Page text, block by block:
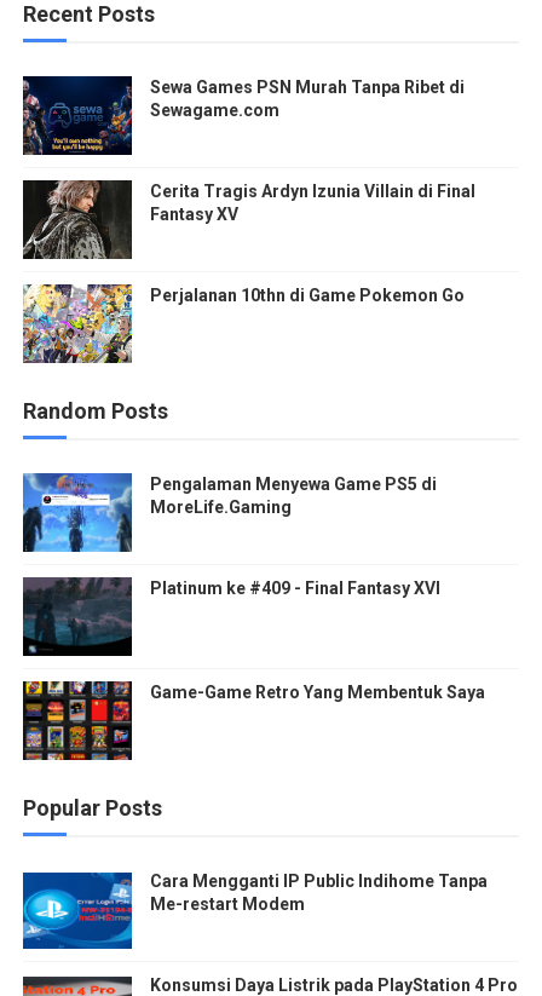
Recent Posts
Sewa Games PSN Murah Tanpa Ribet di
Sewagame.com
Cerita Tragis Ardyn Izunia Villain di Final
Fantasy XV
Perjalanan 10thn di Game Pokemon Go
Random Posts
Pengalaman Menyewa Game PS5 di
MoreLife.Gaming
Platinum ke #409 - Final Fantasy XVI
Game-Game Retro Yang Membentuk Saya
Popular Posts
Cara Mengganti IP Public Indihome Tanpa
Me-restart Modem
Konsumsi Daya Listrik pada PlayStation 4 Pro